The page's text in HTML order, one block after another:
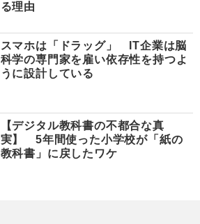
る理由
スマホは「ドラッグ」 IT企業は脳
科学の専門家を雇い依存性を持つよ
うに設計している
【デジタル教科書の不都合な真
実】 5年間使った小学校が「紙の
教科書」に戻したワケ